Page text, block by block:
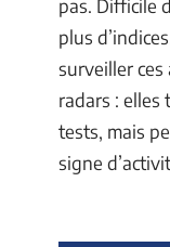
pas. Difficile
plus
surveiller ces
radars : elles
tests, mais
signe